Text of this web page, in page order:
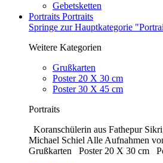
Gebetsketten
Portraits Portraits
Springe zur Hauptkategorie
Weitere Kategorien
Grußkarten
Poster 20 X 30 cm
Poster 30 X 45 cm
Portraits
Koranschülerin aus Fathepur
Michael Schiel Alle Aufnahmen
Grußkarten Poster 20 X 30 cm